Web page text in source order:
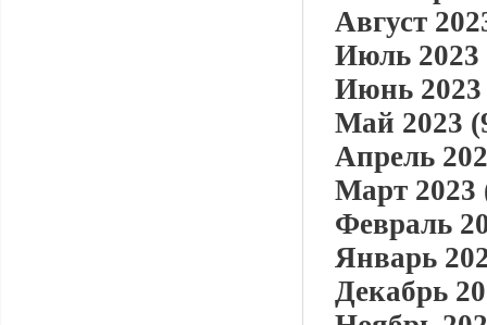
Август
Июль 2023
Июнь 2023
Май 2023
Апрель
Март 2023
Февраль
Январь
Декабрь